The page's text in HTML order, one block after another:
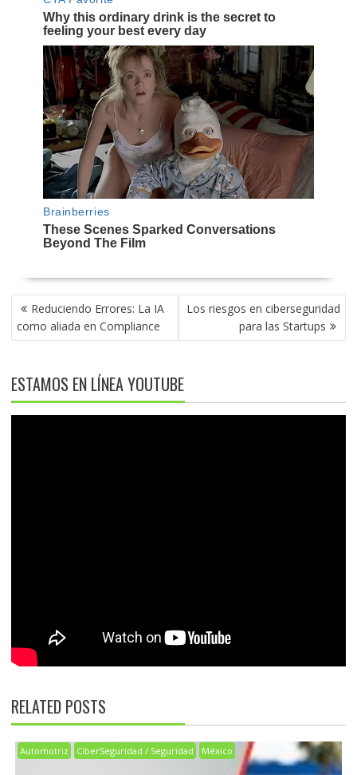
NAVEGACIÓN
DE
ENTRADAS
Reduciendo Errores: La IA
como aliada en Compliance
Los riesgos en ciberseguridad
para las Startups
ESTAMOS EN LÍNEA YOUTUBE
RELATED POSTS
Automotriz CiberSeguridad / Seguridad México